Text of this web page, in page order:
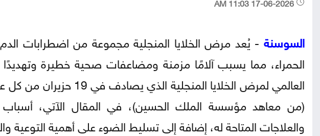
السوسنة - يُعد مرض الخلايا المنجلية مجموعة من اضطرابات الدم
الحمراء، مما يسبب آلامًا مزمنة ومضاعفات صحية خطيرة
العالمي لمرض الخلايا
(من معاهد مؤسسة الملك الحسين)، في المقال الآتي،
والعلاجات المتاحة له، إضافة إلى تسليط الضوء على أهمية التوعية